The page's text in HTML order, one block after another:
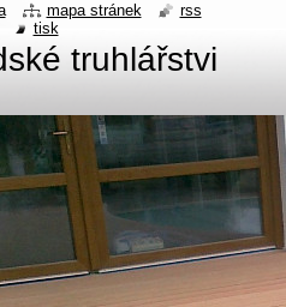
truhlářstvi
mapa stránek
rss
tisk